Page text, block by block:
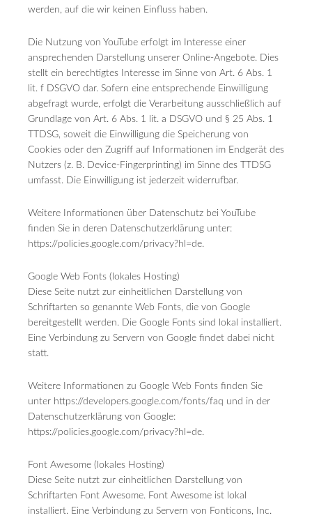
werden, auf die wir keinen Einfluss haben.
Die Nutzung von YouTube erfolgt im Interesse einer
ansprechenden Darstellung unserer Online-Angebote. Dies
stellt ein berechtigtes Interesse im Sinne von Art. 6 Abs. 1
lit. f DSGVO dar. Sofern eine entsprechende Einwilligung
abgefragt wurde, erfolgt die Verarbeitung ausschließlich auf
Grundlage von Art. 6 Abs. 1 lit. a DSGVO und § 25 Abs. 1
TTDSG, soweit die Einwilligung die Speicherung von
Cookies oder den Zugriff auf Informationen im Endgerät des
Nutzers (z. B. Device-Fingerprinting) im Sinne des TTDSG
umfasst. Die Einwilligung ist jederzeit widerrufbar.
Weitere Informationen über Datenschutz bei YouTube
finden Sie in deren Datenschutzerklärung unter:
https://policies.google.com/privacy?hl=de.
Google Web Fonts (lokales Hosting)
Diese Seite nutzt zur einheitlichen Darstellung von
Schriftarten so genannte Web Fonts, die von Google
bereitgestellt werden. Die Google Fonts sind lokal installiert.
Eine Verbindung zu Servern von Google findet dabei nicht
statt.
Weitere Informationen zu Google Web Fonts finden Sie
unter https://developers.google.com/fonts/faq und in der
Datenschutzerklärung von Google:
https://policies.google.com/privacy?hl=de.
Font Awesome (lokales Hosting)
Diese Seite nutzt zur einheitlichen Darstellung von
Schriftarten Font Awesome. Font Awesome ist lokal
installiert. Eine Verbindung zu Servern von Fonticons, Inc.